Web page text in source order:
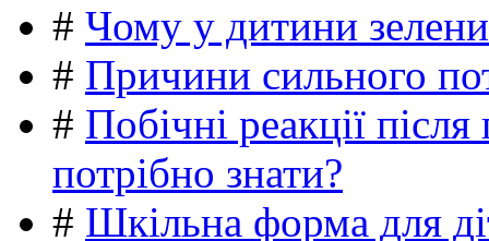
# Чому у дитини
# Причини сильного
# Побічні реакції
потрібно знати?
# Шкільна форма для